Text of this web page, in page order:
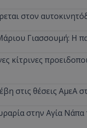
στον
Γιασσουμή: Η
κίτρινες
στις θέσεις
στην Αγία
msToken